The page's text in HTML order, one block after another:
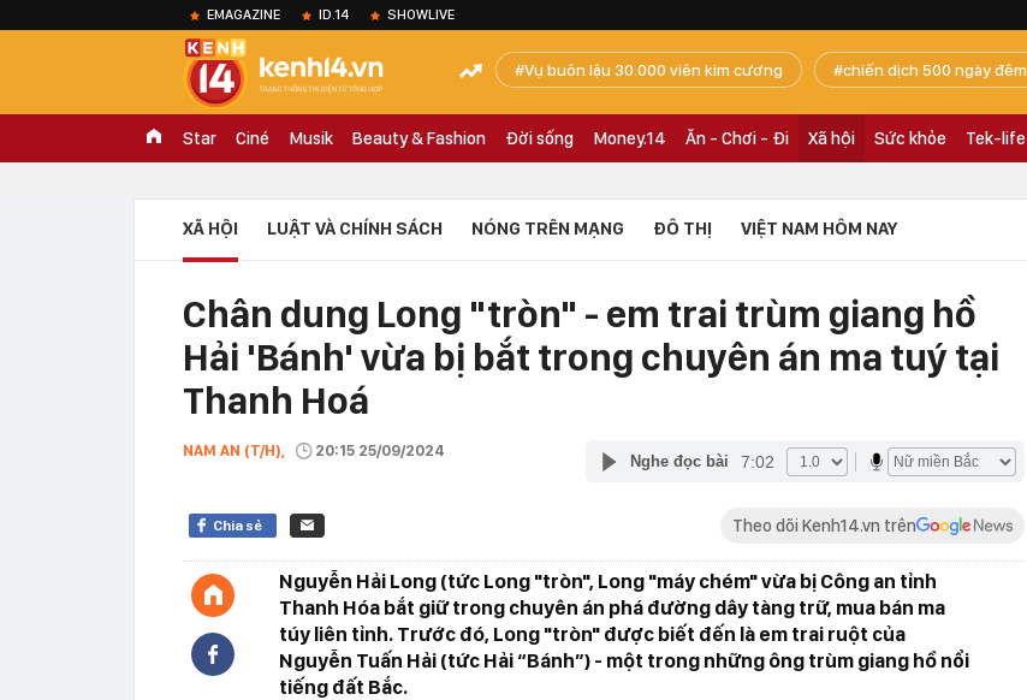
EMAGAZINE ID.14 SHOWLIVE
Vụ buôn lậu 30.000 viên kim cương chiến dịch 500 ngày đêm
Star Ciné Musik Beauty & Fashion Đời sống Money.14 Ăn - Chơi - Đi Xã hội Sức khỏe Tek-life
XÃ HỘI LUẬT VÀ CHÍNH SÁCH NÓNG TRÊN MẠNG ĐÔ THỊ VIỆT NAM HÔM NAY
Chân dung Long "tròn" - em trai trùm giang hồ
Hải 'Bánh' vừa bị bắt trong chuyên án ma tuý tại
Thanh Hoá
NAM AN (T/H), 20:15 25/09/2024
Nghe đọc bài 7:02
Chia sẻ Theo dõi Kenh14.vn trên
Nguyễn Hải Long (tức Long "tròn", Long "máy chém" vừa bị Công an tỉnh
Thanh Hóa bắt giữ trong chuyên án phá đường dây tàng trữ, mua bán ma
túy liên tỉnh. Trước đó, Long "tròn" được biết đến là em trai ruột của
Nguyễn Tuấn Hải (tức Hải “Bánh”) - một trong những ông trùm giang hồ nổi
tiếng đất Bắc.